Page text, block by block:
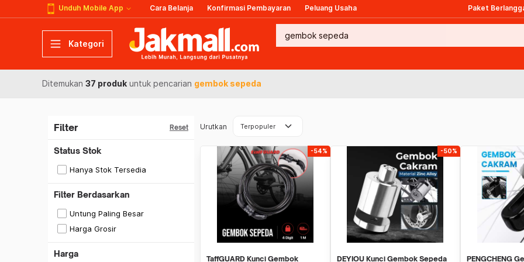
Unduh Mobile App Cara Belanja Konfirmasi Pembayaran Peluang Usaha Paket
Kategori
Ditemukan 37 produk untuk pencarian gembok sepeda
Filter Reset
Status Stok
Hanya Stok Tersedia
Filter Berdasarkan
Untung Paling Besar
Harga Grosir
Harga
Urutkan Terpopuler keyboard_arrow_down
-54%
TaffGUARD Kunci Gembok
-50%
DEYIOU Kunci Gembok Sepeda
PENGCHENG